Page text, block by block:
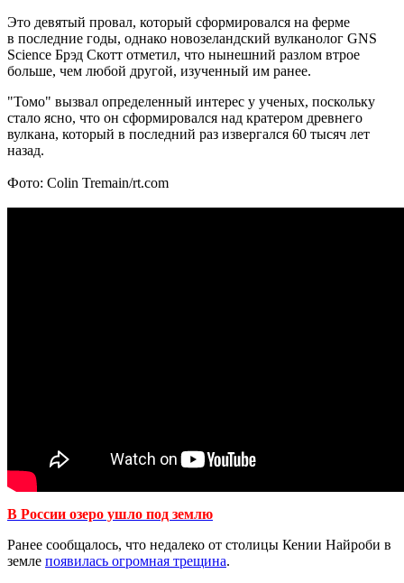
Это девятый провал, который сформировался на ферме
в последние годы, однако новозеландский вулканолог GNS
Science Брэд Скотт отметил, что нынешний разлом втрое
больше, чем любой другой, изученный им ранее.
"Томо" вызвал определенный интерес у ученых, поскольку
стало ясно, что он сформировался над кратером древнего
вулкана, который в последний раз извергался 60 тысяч лет
назад.
Фото: Colin Tremain/rt.com
В России озеро ушло под землю
Ранее сообщалось, что недалеко от столицы Кении Найроби в
земле появилась огромная трещина.